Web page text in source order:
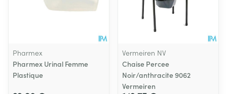
Pharmex
Pharmex Urinal Femme
Plastique
Vermeiren NV
Chaise Percee
Noir/anthracite 9062
Vermeiren